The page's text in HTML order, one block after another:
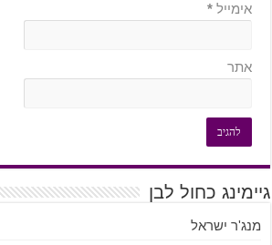
אימייל *
אתר
גיימינג כחול לבן
מנג'ר ישראל